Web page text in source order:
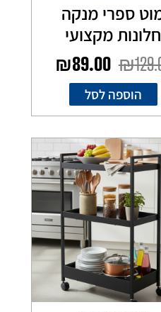
ספרי מנקה
חלונות מקצועי
₪
₪89.00
הוספה לסל
המחיר
המקורי
היה:
₪249.00.
הנוכחי
הוא:
₪199.00.